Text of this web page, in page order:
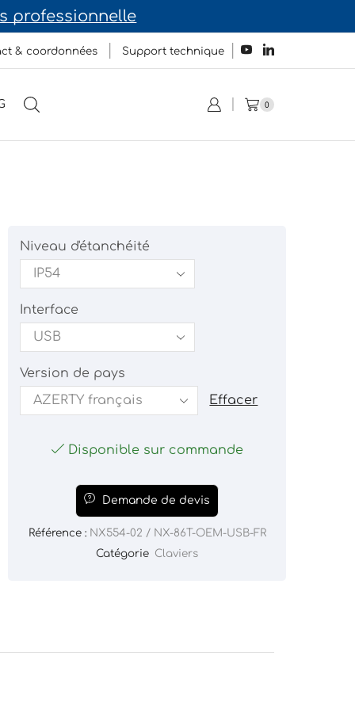
Découvrez notre site dédié
& coordonnées Support technique
0
Niveau d'étanchéité
Interface
Version de pays
Effacer
Disponible sur commande
Demande de devis
Référence : NX554-02 / NX-86T-OEM-USB-FR
Catégorie Claviers